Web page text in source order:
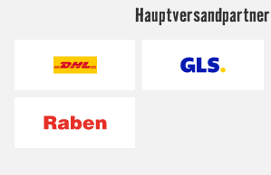
Hauptversandpartner